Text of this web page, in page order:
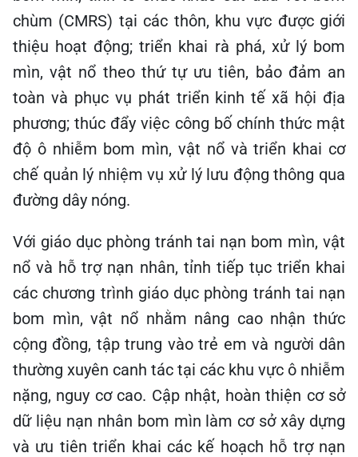
chùm (CMRS) tại các thôn, khu vực được giới
thiệu hoạt động; triển khai rà phá, xử lý bom
mìn, vật nổ theo thứ tự ưu tiên, bảo đảm an
toàn và phục vụ phát triển kinh tế xã hội địa
phương; thúc đẩy việc công bố chính thức mật
độ ô nhiễm bom mìn, vật nổ và triển khai cơ
chế quản lý nhiệm vụ xử lý lưu động thông qua
đường dây nóng.
Với giáo dục phòng tránh tai nạn bom mìn, vật
nổ và hỗ trợ nạn nhân, tỉnh tiếp tục triển khai
các chương trình giáo dục phòng tránh tai nạn
bom mìn, vật nổ nhằm nâng cao nhận thức
cộng đồng, tập trung vào trẻ em và người dân
thường xuyên canh tác tại các khu vực ô nhiễm
nặng, nguy cơ cao. Cập nhật, hoàn thiện cơ sở
dữ liệu nạn nhân bom mìn làm cơ sở xây dựng
và ưu tiên triển khai các kế hoạch hỗ trợ nạn